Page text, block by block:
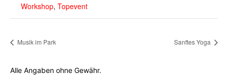
Workshop, Topevent
Musik im Park Sanftes Yoga
Alle Angaben ohne Gewähr.